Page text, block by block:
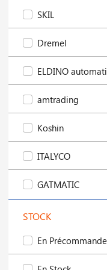
SKIL
Dremel
ELDINO
amtrading
Koshin
ITALYCO
GATMATIC
STOCK
En Précommande